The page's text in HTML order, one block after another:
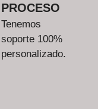
PROCESO
Tenemos
soporte 100%
personalizado.